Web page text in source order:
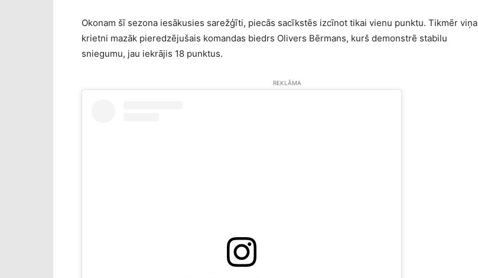
Okonam šī sezona iesākusies sarežģīti, piecās sacīkstēs izcīnot tikai vienu punktu. Tikmēr viņa
krietni mazāk pieredzējušais komandas biedrs Olivers Bērmans, kurš demonstrē stabilu
sniegumu, jau iekrājis 18 punktus.
REKLĀMA